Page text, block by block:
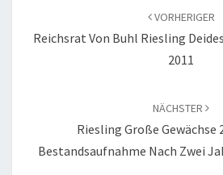
VORHERIGER
Reichsrat Von Buhl Riesling
2011
NÄCHSTER
Riesling Große Gewächse
Bestandsaufnahme Nach Zwei